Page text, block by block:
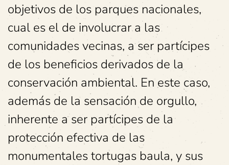
objetivos de los parques nacionales,
cual es el de involucrar a las
comunidades vecinas, a ser partícipes
de los beneficios derivados de la
conservación ambiental. En este caso,
además de la sensación de orgullo,
inherente a ser partícipes de la
protección efectiva de las
monumentales tortugas baula, y sus